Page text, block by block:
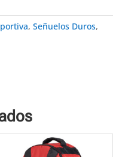
, Señuelos Duros,